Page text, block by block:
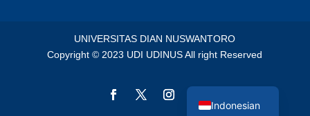
UNIVERSITAS DIAN NUSWANTORO
Copyright © 2023 UDI UDINUS All right Reserved
Indonesian